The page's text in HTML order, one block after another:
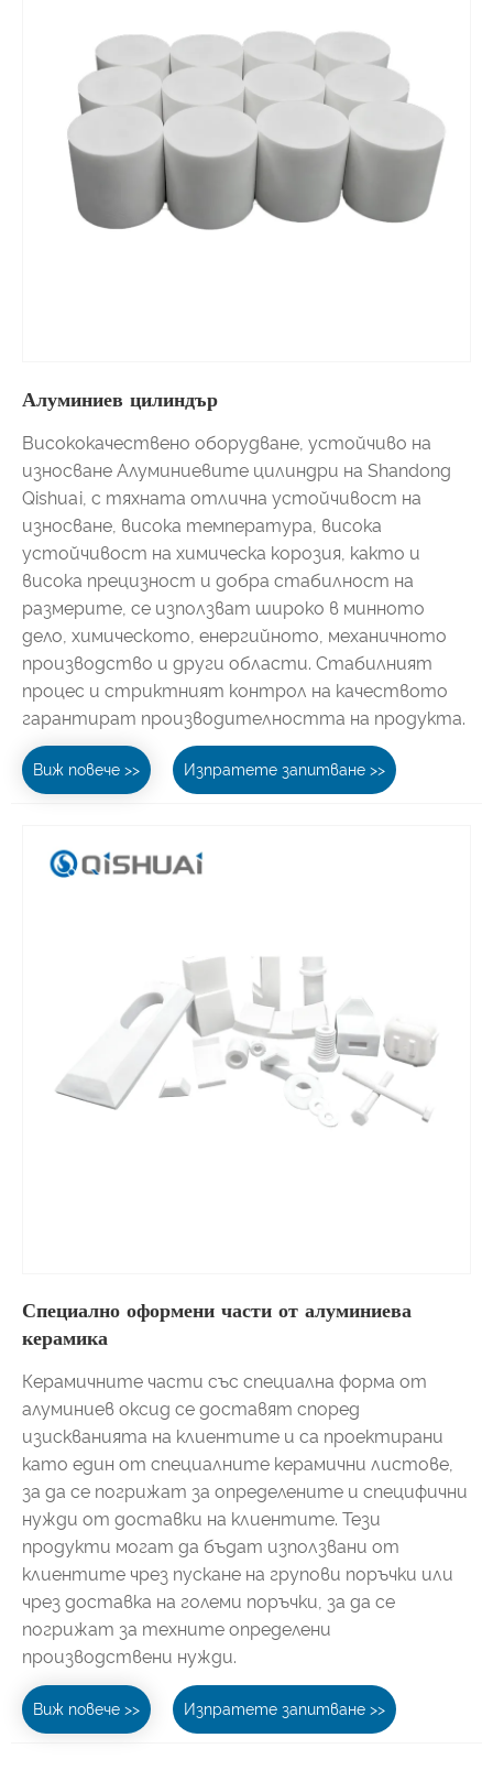
Алуминиев цилиндър
Висококачествено оборудване, устойчиво на
износване Алуминиевите цилиндри на Shandong
Qishuai, с тяхната отлична устойчивост на
износване, висока температура, висока
устойчивост на химическа корозия, както и
висока прецизност и добра стабилност на
размерите, се използват широко в минното
дело, химическото, енергийното, механичното
производство и други области. Стабилният
процес и стриктният контрол на качеството
гарантират производителността на продукта.
Виж повече >> Изпратете запитване >>
Специално оформени части от алуминиева
керамика
Керамичните части със специална форма от
алуминиев оксид се доставят според
изискванията на клиентите и са проектирани
като един от специалните керамични листове,
за да се погрижат за определените и специфични
нужди от доставки на клиентите. Тези
продукти могат да бъдат използвани от
клиентите чрез пускане на групови поръчки или
чрез доставка на големи поръчки, за да се
погрижат за техните определени
производствени нужди.
Виж повече >> Изпратете запитване >>